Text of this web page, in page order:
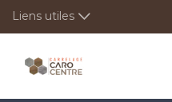
Liens utiles